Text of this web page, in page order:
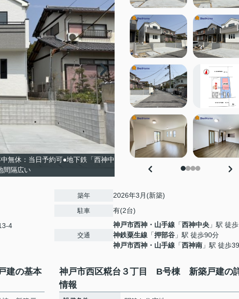
無休：当日予約可●地下鉄「西神中
間隔広い
4
築年 2026年3月(新築)
駐車 有(2台)
交通
神戸市西神・山手線 「西神中央 」駅 徒
神鉄粟生線 「押部谷 」駅 徒歩90分
神戸市西神・山手線 「西神南 」駅 徒歩
建の基本
神戸市西区糀台３丁目 B号棟 新築戸建の
情報